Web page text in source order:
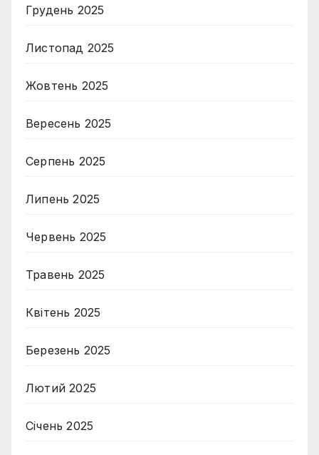
Грудень 2025
Листопад 2025
Жовтень 2025
Вересень 2025
Серпень 2025
Липень 2025
Червень 2025
Травень 2025
Квітень 2025
Березень 2025
Лютий 2025
Січень 2025